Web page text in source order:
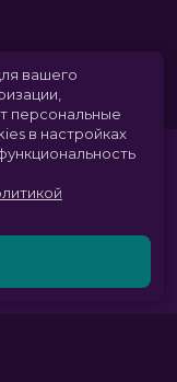
вашего
персональные
в настройках